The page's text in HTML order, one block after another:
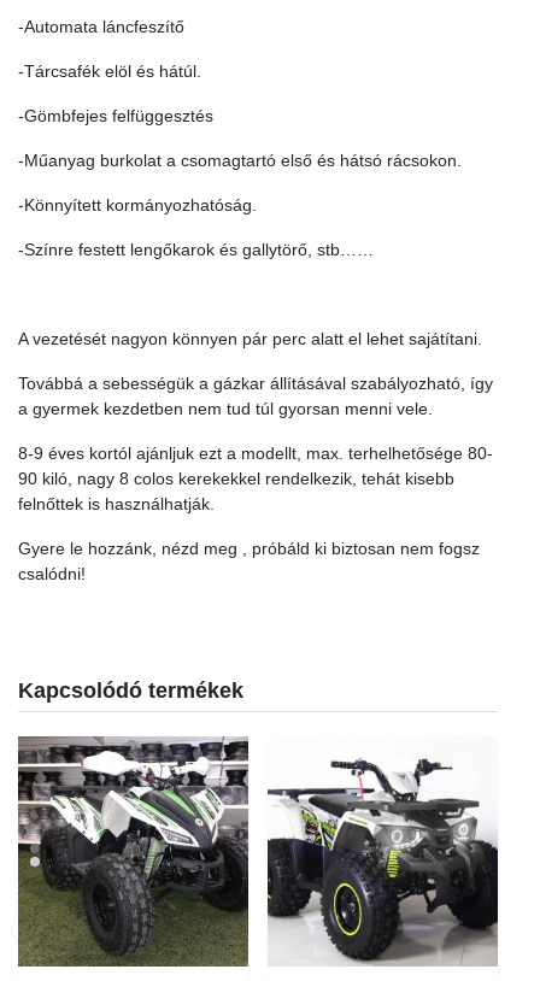
-Automata láncfeszítő
-Tárcsafék elöl és hátúl.
-Gömbfejes felfüggesztés
-Műanyag burkolat a csomagtartó első és hátsó rácsokon.
-Könnyített kormányozhatóság.
-Színre festett lengőkarok és gallytörő, stb……
A vezetését nagyon könnyen pár perc alatt el lehet sajátítani.
Továbbá a sebességük a gázkar állításával szabályozható, így
a gyermek kezdetben nem tud túl gyorsan menni vele.
8-9 éves kortól ajánljuk ezt a modellt, max. terhelhetősége 80-
90 kiló, nagy 8 colos kerekekkel rendelkezik, tehát kisebb
felnőttek is használhatják.
Gyere le hozzánk, nézd meg , próbáld ki biztosan nem fogsz
csalódni!
Kapcsolódó termékek